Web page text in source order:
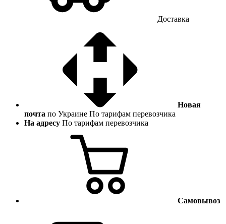
Доставка
Новая
почта по Украине По тарифам перевозчика
На адресу По тарифам перевозчика
Самовывоз